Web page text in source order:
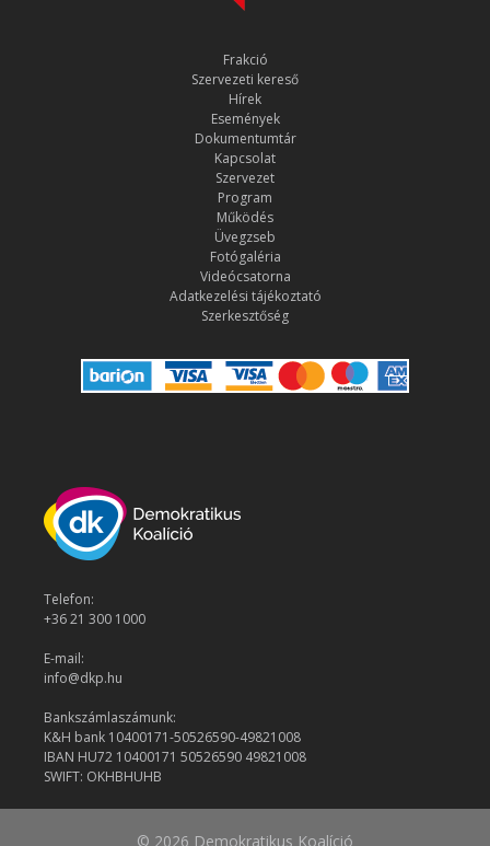
Frakció
Szervezeti kereső
Hírek
Események
Dokumentumtár
Kapcsolat
Szervezet
Program
Működés
Üvegzseb
Fotógaléria
Videócsatorna
Adatkezelési tájékoztató
Szerkesztőség
Telefon:
+36 21 300 1000
E-mail:
info@dkp.hu
Bankszámlaszámunk:
K&H bank 10400171-50526590-49821008
IBAN HU72 10400171 50526590 49821008
SWIFT: OKHBHUHB
© 2026 Demokratikus Koalíció